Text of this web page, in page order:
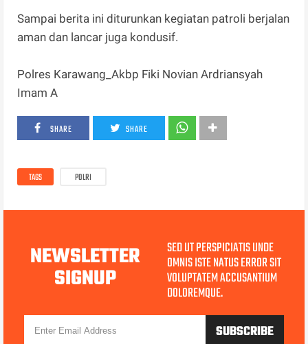
Sampai berita ini diturunkan kegiatan patroli berjalan
aman dan lancar juga kondusif.
Polres Karawang_Akbp Fiki Novian Ardriansyah
Imam A
SHARE SHARE
TAGS POLRI
NEWSLETTER
SIGNUP
SED UT PERSPICIATIS UNDE
OMNIS ISTE NATUS ERROR SIT
VOLUPTATEM ACCUSANTIUM
DOLOREMQUE.